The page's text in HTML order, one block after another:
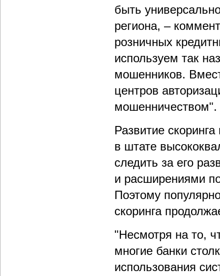
быть
региона, –
розничных
используем так
мошенников.
центров
мошенничеством".
Развитие
в штате
следить за его
и расширениями
Поэтому
скоринга
"Несмотря на то,
многие банки
использования